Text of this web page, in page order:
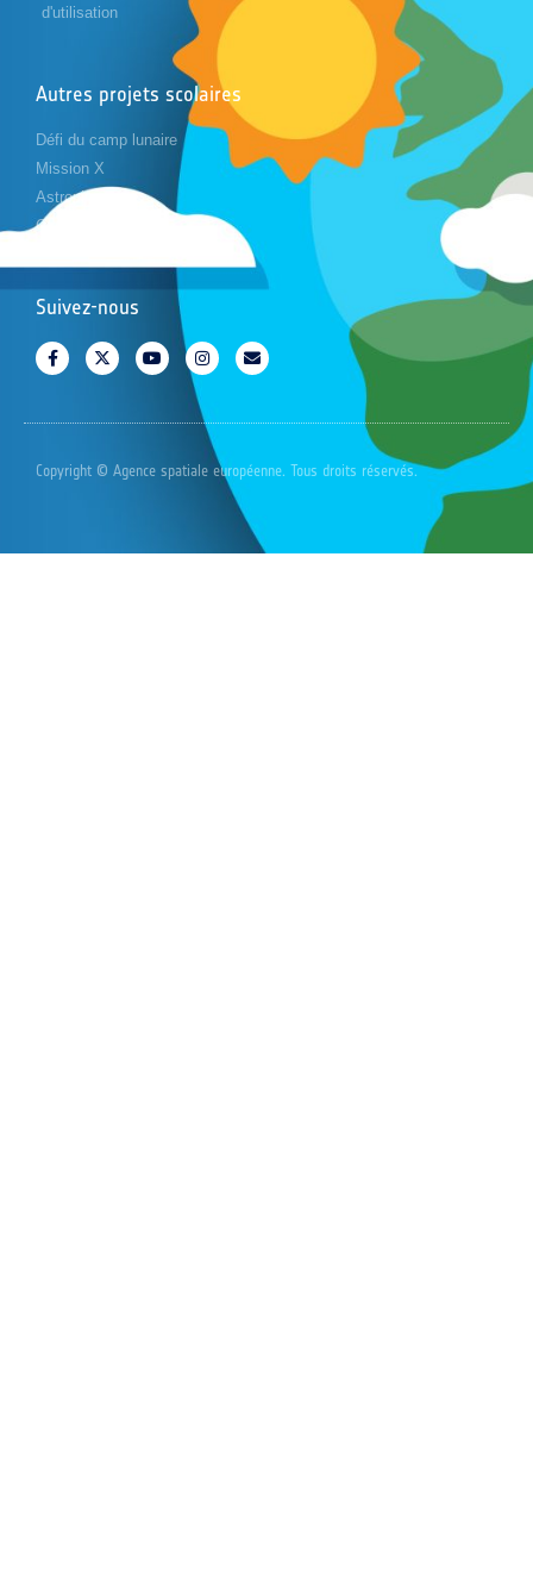
d'utilisation
Autres projets scolaires
Défi du camp lunaire
Mission X
Astropi
Cansat
Suivez-nous
Copyright © Agence spatiale européenne. Tous droits réservés.